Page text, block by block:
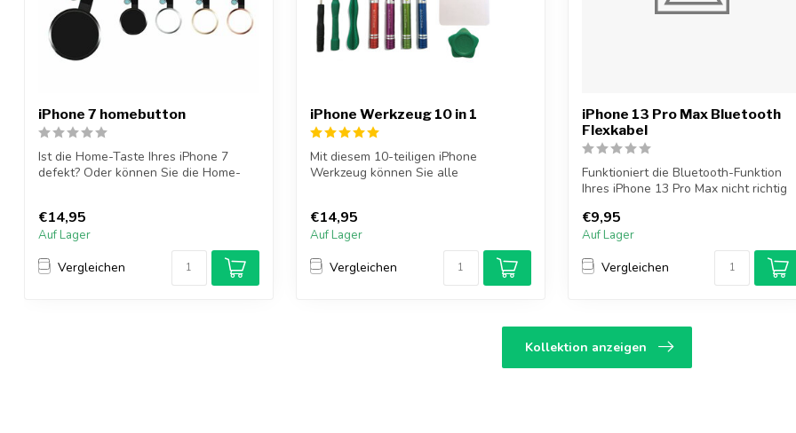
iPhone 7 homebutton
Ist die Home-Taste Ihres iPhone 7
defekt? Oder können Sie die Home-
€14,95
Auf Lager
Vergleichen
iPhone Werkzeug 10 in 1
Mit diesem 10-teiligen iPhone
Werkzeug können Sie alle
€14,95
Auf Lager
Vergleichen
iPhone 13 Pro Max Bluetooth
Flexkabel
Funktioniert die Bluetooth-Funktion
Ihres iPhone 13 Pro Max nicht richtig
€9,95
Auf Lager
Vergleichen
Kollektion anzeigen